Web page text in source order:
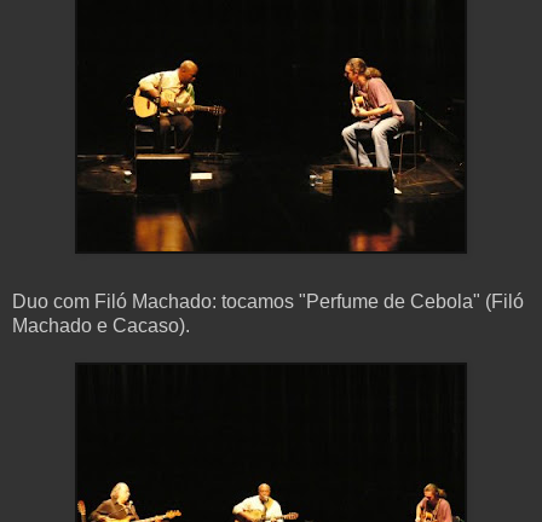
Duo com Filó Machado: tocamos "Perfume de Cebola" (Filó
Machado e Cacaso).